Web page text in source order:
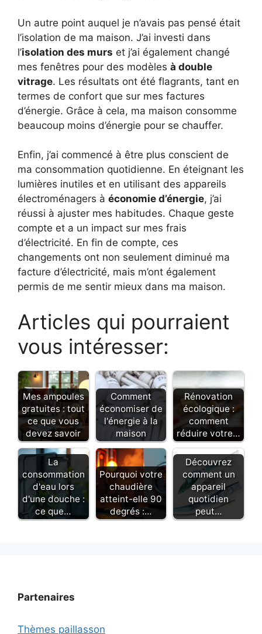
Un autre point auquel je n’avais pas pensé était
l’isolation de ma maison. J’ai investi dans
l’isolation des murs et j’ai également changé
mes fenêtres pour des modèles à double
vitrage. Les résultats ont été flagrants, tant en
termes de confort que sur mes factures
d’énergie. Grâce à cela, ma maison consomme
beaucoup moins d’énergie pour se chauffer.
Enfin, j’ai commencé à être plus conscient de
ma consommation quotidienne. En éteignant les
lumières inutiles et en utilisant des appareils
électroménagers à économie d’énergie, j’ai
réussi à ajuster mes habitudes. Chaque geste
compte et a un impact sur mes frais
d’électricité. En fin de compte, ces
changements ont non seulement diminué ma
facture d’électricité, mais m’ont également
permis de me sentir mieux dans ma maison.
Articles qui pourraient
vous intéresser:
Mes ampoules
gratuites : tout
ce que vous
devez savoir
Comment
économiser de
l'énergie à la
maison
Rénovation
écologique :
comment
réduire votre…
La
consommation
d'eau lors
d'une douche :
ce que…
Pourquoi votre
chaudière
atteint-elle 90
degrés :…
Découvrez
comment un
appareil
quotidien
peut…
Partenaires
Thèmes paillasson